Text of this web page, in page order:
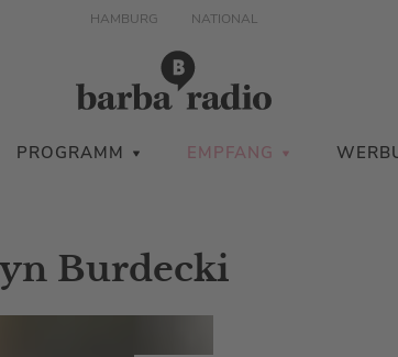
HAMBURG NATIONAL
PROGRAMM EMPFANG
Burdecki